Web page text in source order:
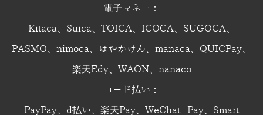
電子マネー：
Kitaca、Suica、TOICA、ICOCA、SUGOCA、
PASMO、nimoca、はやかけん、manaca、QUICPay、
楽天Edy、WAON、nanaco
コード払い：
PayPay、d払い、楽天Pay、WeChat Pay、Smart